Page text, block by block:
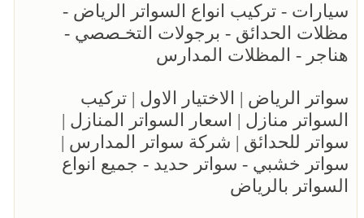
سيارات - تركيب انواع السواتر الرياض -
مظلات الحدائق - برجولات التخـصصي -
هناجر - المظلات المدارس
سواتر الرياض | الاختيار الاول | تركيب
السواتر منازل | اسعار السواتر المنازل |
سواتر للحدائق | شركة سواتر المدارس |
سواتر خشبي - سواتر حديد - جميع انواع
السواتر بالرياض